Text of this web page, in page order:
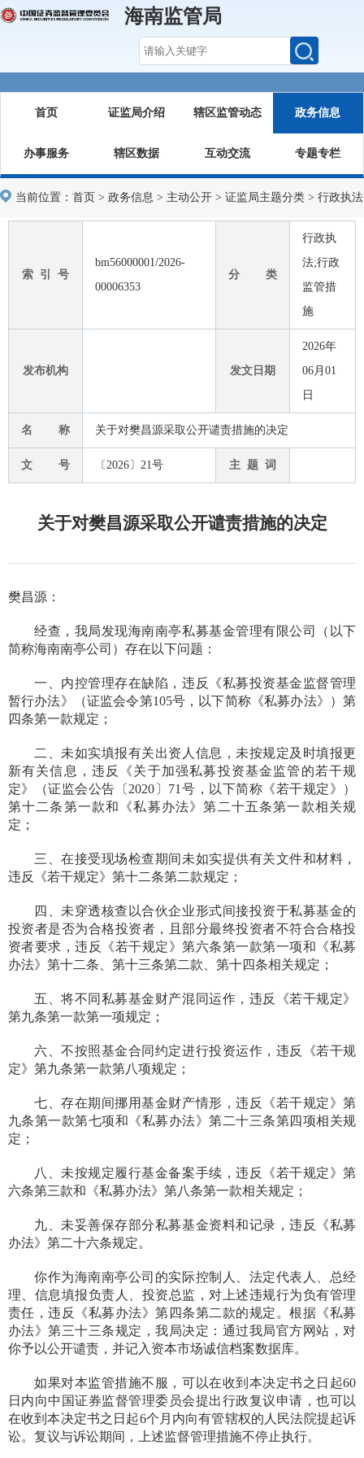
海南监管局
首页 证监局介绍 辖区监管动态 政务信息
办事服务 辖区数据 互动交流 专题专栏
当前位置： 首页 > 政务信息 > 主动公开 > 证监局主题分类 > 行政执法
索 引 号
bm56000001/2026-
00006353
分 类
行政执
法;行政
监管措
施
发布机构 发文日期
2026年
06月01
日
名 称 关于对樊昌源采取公开谴责措施的决定
文 号 〔2026〕21号 主 题 词
关于对樊昌源采取公开谴责措施的决定
樊昌源：
经查，我局发现海南南亭私募基金管理有限公司 （ 以下
简称海南南亭公司） 存在以下问题：
一、内控管理存在缺陷，违反《私募投资基金监督管理
暂行办法》（证监会令第105号，以下简称《私募办法》）第
四条第一款规定；
二、未如实填报有关出资人信息，未按规定及时填报更
新有关信息，违反《关于加强私募投资基金监管的若干规
定》（证监会公告〔2020〕71号，以下简称《若干规定》）
第十二条第一款和《私募办法》第二十五条第一款相关规
定；
三、在接受现场检查期间未如实提供有关文件和材料，
违反《若干规定》第十二条第二款规定；
四、未穿透核查以合伙企业形式间接投资于私募基金的
投资者是否为合格投资者，且部分最终投资者不符合合格投
资者要求，违反
《若干规定》第六条第一款第一项和 《私募
办法》第十二条、第十三条第二款、第十四条相关规定；
五、将不同私募基金财产混同运作，违反《若干规定》
第九条第一款第一项规定；
六、不按照基金合同约定进行投资运作，违反《若干规
定》第九条第一款第八项规定；
七、存在期间挪用基金财产情形，违反《若干规定》第
九条第一款第七项和《私募办法》第二十三条第四项相关规
定；
八、未按规定履行基金备案手续，违反《若干规定》第
六条第三款和《私募办法》第八条第一款相关规定；
九、未妥善保存部分私募基金资料和记录，违反《私募
办法》第二十六条规定。
你作为海南南亭公司的实际控制人、法定代表人、总经
理、信息填报负责人、投资总监，对上述违规行为负有管理
责任，违反《私募办法》第四条第二款的规定。根据《私募
办法》第三十三条规定，我局决定：通过我局官方网站，对
你予以公开谴责，并记入资本市场诚信档案数据库。
如果对本监管措施不服，可以在收到本决定书之日起60
日内向中国证券监督管理委员会提出行政复议申请，也可以
在收到本决定书之日起6个月内向有管辖权的人民法院提起诉
讼。复议与诉讼期间，上述监督管理措施不停止执行。